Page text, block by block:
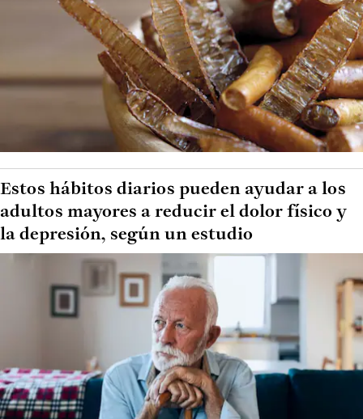
Estos hábitos diarios pueden ayudar a los
adultos mayores a reducir el dolor físico y
la depresión, según un estudio